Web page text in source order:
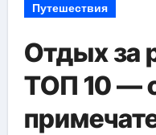
Путешествия
Отдых за
ТОП 10 —